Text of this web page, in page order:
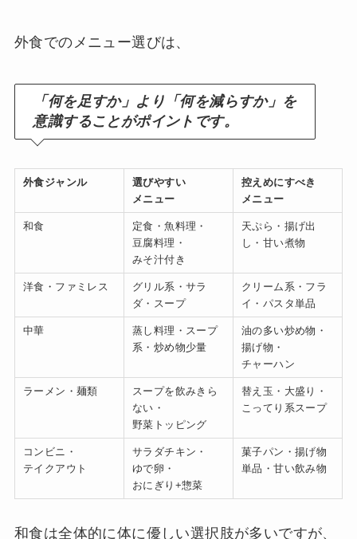
外食でのメニュー選びは、
「何を足すか」より「何を減らすか」を
意識することがポイントです。
外食ジャンル
選びやすい
メニュー
控えめにすべき
メニュー
和食
定食・魚料理・
豆腐料理・
みそ汁付き
天ぷら・揚げ出
し・甘い煮物
洋食・ファミレス
グリル系・サラ
ダ・スープ
クリーム系・フラ
イ・パスタ単品
中華
蒸し料理・スープ
系・炒め物少量
油の多い炒め物・
揚げ物・
チャーハン
ラーメン・麺類
スープを飲みきら
ない・
野菜トッピング
替え玉・大盛り・
こってり系スープ
コンビニ・
テイクアウト
サラダチキン・
ゆで卵・
おにぎり+惣菜
菓子パン・揚げ物
単品・甘い飲み物
和食は全体的に体に優しい選択肢が多いですが、